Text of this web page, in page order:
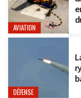
AVIATION
DÉFENSE